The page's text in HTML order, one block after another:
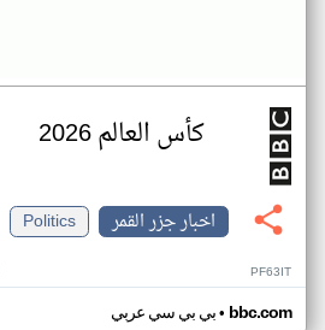
كأس العالم 2026
اخبار جزر القمر
Politics
PF63IT
بي بي سي عربي• bbc.com